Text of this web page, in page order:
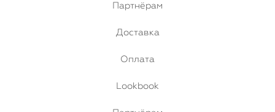
Партнёрам
Доставка
Оплата
Lookbook